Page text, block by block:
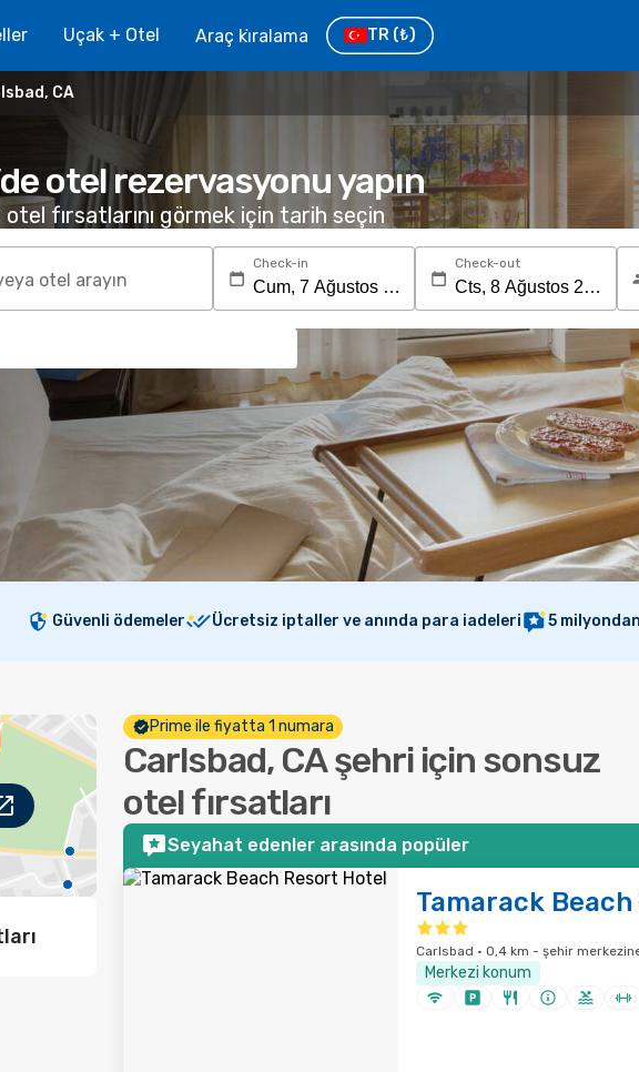
Uçak + Otel Araç ki̇ralama TR (₺)
CA
otel rezervasyonu yapın
fırsatlarını görmek için tarih seçin
otel arayın
Check-in Check-out
Güvenli ödemeler Ücretsiz iptaller ve anında para iadeleri 5
Prime ile fiyatta 1 numara
Carlsbad, CA şehri için sonsuz
otel fırsatları
Seyahat edenler arasında popüler
Tamarack
Carlsbad · 0,4 km - şehir
Merkezi konum